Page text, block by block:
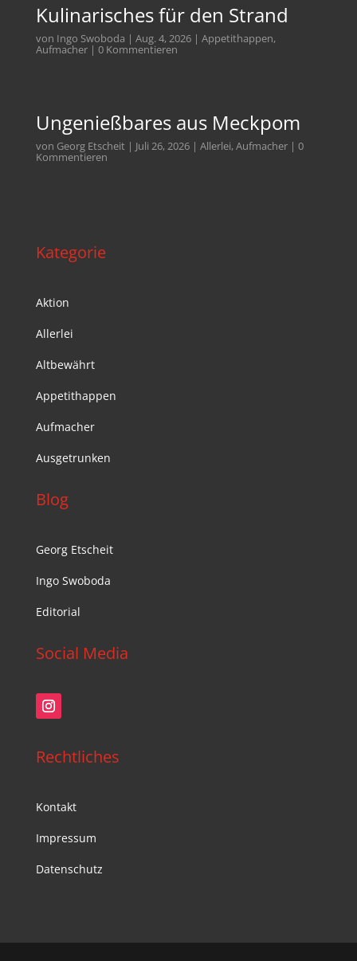
Kulinarisches für den Strand
von Ingo Swoboda | Aug. 4, 2026| Appetithappen,
Aufmacher| 0 Kommentieren
Ungenießbares aus Meckpom
von Georg Etscheit| Juli 26, 2026| Allerlei,Aufmacher| 0
Kommentieren
Kategorie
Aktion
Allerlei
Altbewährt
Appetithappen
Aufmacher
Ausgetrunken
Blog
Georg Etscheit
Ingo Swoboda
Editorial
Social Media
Rechtliches
Kontakt
Impressum
Datenschutz